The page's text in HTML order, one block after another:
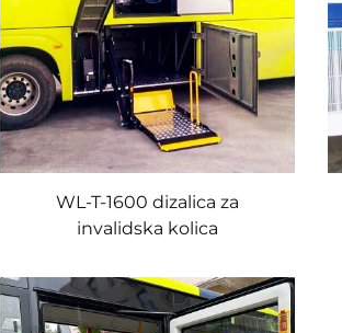
WL-T-1600 dizalica za
invalidska kolica